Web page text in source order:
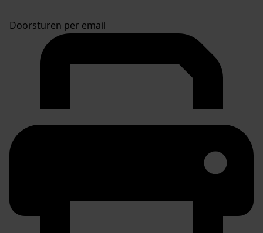
Doorsturen per email